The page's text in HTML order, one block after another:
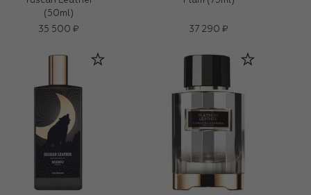
(50ml)
35 500 ₽
37 290 ₽